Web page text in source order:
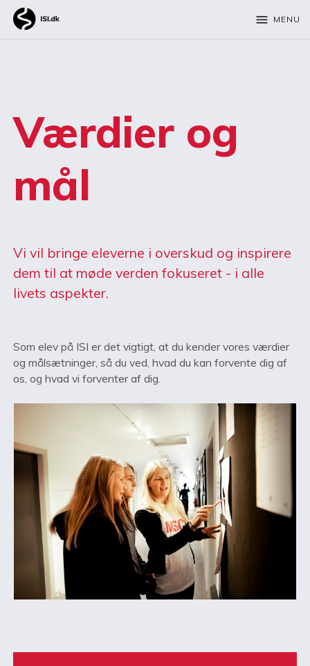
menu MENU
Værdier og
mål
Vi vil bringe eleverne i overskud og inspirere
dem til at møde verden fokuseret - i alle
livets aspekter.
Som elev på ISI er det vigtigt, at du kender vores værdier
og målsætninger, så du ved, hvad du kan forvente dig af
os, og hvad vi forventer af dig.